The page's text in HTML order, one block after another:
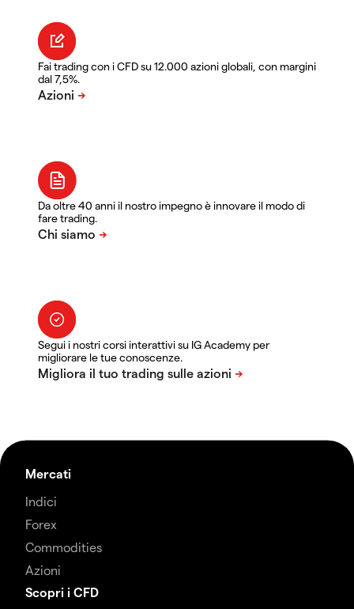
Fai trading con i CFD su 12.000 azioni globali, con margini
dal 7,5%.
Da oltre 40 anni il nostro impegno è innovare il modo di
fare trading.
Segui i nostri corsi interattivi su IG Academy per
migliorare le tue conoscenze.
Mercati
Indici
Forex
Commodities
Azioni
Scopri i CFD